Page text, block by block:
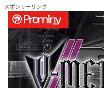
スポンサーリンク